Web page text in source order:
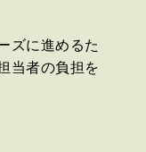
ズに進めるた
当者の負担を